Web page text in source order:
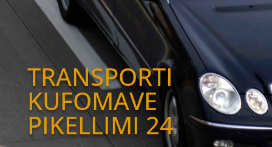
TRANSPORTI
KUFOMAVE
PIKELLIMI 24